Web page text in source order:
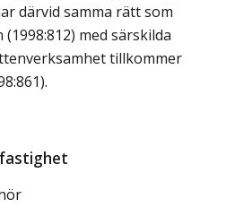
därvid samma rätt som
med särskilda
tillkommer
.